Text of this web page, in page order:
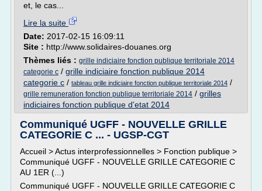
et, le cas...
Lire la suite
Date: 2017-02-15 16:09:11
Site : http://www.solidaires-douanes.org
Thèmes liés : grille indiciaire fonction publique territoriale 2014
categorie c / grille indiciaire fonction publique 2014
categorie c / tableau grille indiciaire fonction publique territoriale 2014 /
grille remuneration fonction publique territoriale 2014 / grilles
indiciaires fonction publique d'etat 2014
Communiqué UGFF - NOUVELLE GRILLE
CATEGORIE C ... - UGSP-CGT
Accueil > Actus interprofessionnelles > Fonction publique >
Communiqué UGFF - NOUVELLE GRILLE CATEGORIE C
AU 1ER (...)
Communiqué UGFF - NOUVELLE GRILLE CATEGORIE C